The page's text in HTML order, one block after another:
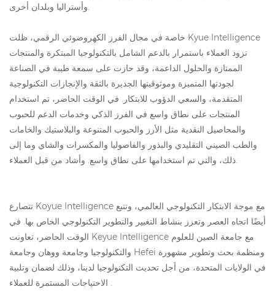
وأستراليا وبلدان أخرى.
خاصة في مجال الفرز الكهروضوئي الرقمي، ظلت Kyue Intelligence
تزود العملاء باستمرار بالدعم الشامل بالتكنولوجيا المبتكرة والمنتجات
الممتازة والحلول الداعمة، وقد حازت على سمعة طيبة في الصناعة
لجودتها المتميزة وموثوقيتها الجديرة بالثقة والإنجازات التكنولوجية
المتقدمة، والسعي الدؤوب للابتكار. في الوقت الحاضر، تم استخدام
المنتجات على نطاق واسع في الفرز الذكي وخدمات الدعم للحبوب
والمحاصيل النقدية مثل الأرز والحبوب المتنوعة والبلاستيك والخامات
والطب الصيني التقليدي والبذور والفاصوليا والمكسرات والشاي وما إلى
ذلك، والتي تم استخدامها على نطاق واسع. وأشاد من قبل العملاء.
تتصارع Koyue Intelligence مع موجة الابتكار التكنولوجي العالمي، وتتبع
أيضًا اتجاه العصر وتعزز بنشاط التغيير والتطوير التكنولوجي الخاص بها. في
الوقت الحاضر، تعاونت Keyue Intelligence مع جامعة الصين للعلوم
والتكنولوجيا وجامعة ووهان وجامعة Hefei ومنظمة بحث وتطوير مشهورة
في الولايات المتحدة، من أجل تحديث التكنولوجيا لدينا، وذلك لضمان وتلبية
الاحتياجات المستمرة للعملاء .